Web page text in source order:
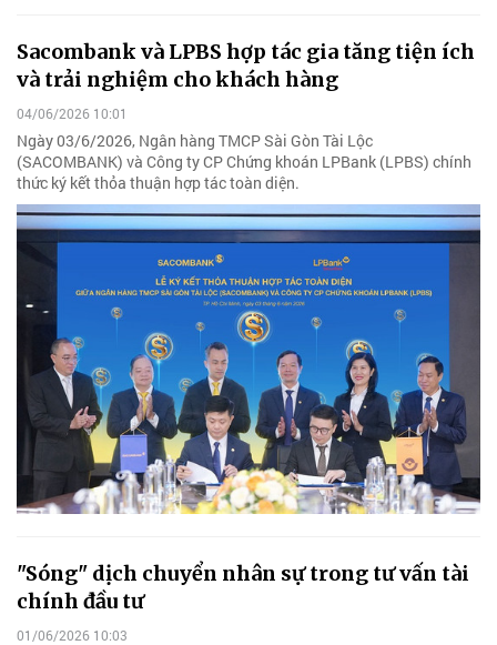
Sacombank và LPBS hợp tác gia tăng tiện ích
và trải nghiệm cho khách hàng
04/06/2026 10:01
Ngày 03/6/2026, Ngân hàng TMCP Sài Gòn Tài Lộc
(SACOMBANK) và Công ty CP Chứng khoán LPBank (LPBS) chính
thức ký kết thỏa thuận hợp tác toàn diện.
"Sóng" dịch chuyển nhân sự trong tư vấn tài
chính đầu tư
01/06/2026 10:03